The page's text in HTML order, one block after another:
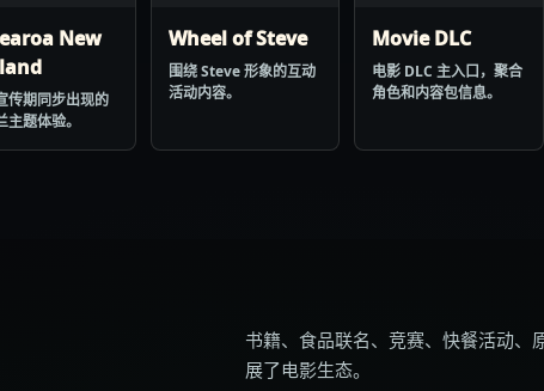
New
传期同步出现的
主题体验。
Wheel of Steve
围绕 Steve 形象的互动
活动内容。
Movie DLC
电影 DLC 主入口，聚合
角色和内容包信息。
书籍、食品联名、竞赛、快餐活动、
展了电影生态。